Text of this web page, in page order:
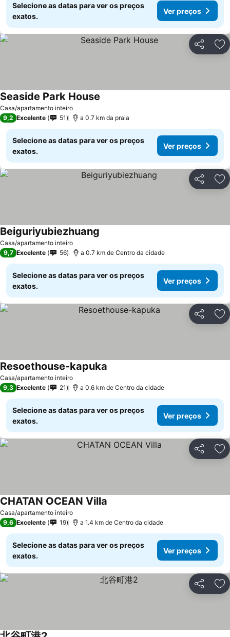
Selecione as datas para ver os preços
exatos.
Ver preços
Partilhar
Casa/apartamento inteiro
Seaside Park House
9,2 Excelente 51 a 0.7 km da praia
Selecione as datas para ver os preços
exatos.
Ver preços
Partilhar
Casa/apartamento inteiro
Beiguriyubiezhuang
9,7 Excelente 56 a 0.7 km de Centro da cidade
Selecione as datas para ver os preços
exatos.
Ver preços
Partilhar
Casa/apartamento inteiro
Resoethouse-kapuka
9,3 Excelente 21 a 0.6 km de Centro da cidade
Selecione as datas para ver os preços
exatos.
Ver preços
Partilhar
Casa/apartamento inteiro
CHATAN OCEAN Villa
9,6 Excelente 19 a 1.4 km de Centro da cidade
Selecione as datas para ver os preços
exatos.
Ver preços
Partilhar